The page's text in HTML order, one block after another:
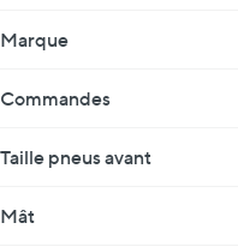
Marque
Commandes
Taille pneus avant
Mât